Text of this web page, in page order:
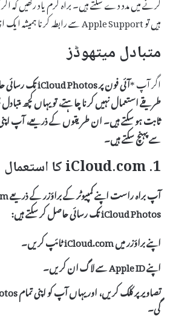
ہیں تو Apple Support سے رابطہ کرنا ہمیشہ ایک اچھا خیال ہے!
متبادل میتھوڈز
اگر آپ *آئی فونپرiCloud Photosتک رسائی
طریقے استعمال نہیں کرنا چاہتے، تو یہاں کچھ متبادل
ثابت ہو سکتے ہیں۔ ان طریقوں کے ذریعے، آپ
سے پہنچ سکتے ہیں۔
1. iCloud.com کا استعمال
آپ براہ راست اپنے کمپیوٹر کے براؤزر کے ذریعے
iCloud Photosتک رسائی حاصل کر سکتے ہیں:
اپنے براؤزر میںiCloud.comٹائپ کریں۔
اپنے Apple ID سے لاگ ان کریں۔
تصاویر پر کلک کریں، اور یہاں آپ کو اپنی تمام
گی۔